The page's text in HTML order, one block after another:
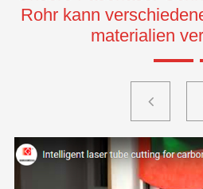
Rohr kann
materialien